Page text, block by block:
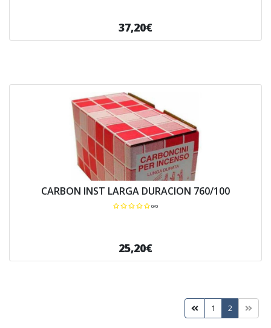
37,20€
CARBON INST LARGA DURACION 760/100
0/0
25,20€
1 2